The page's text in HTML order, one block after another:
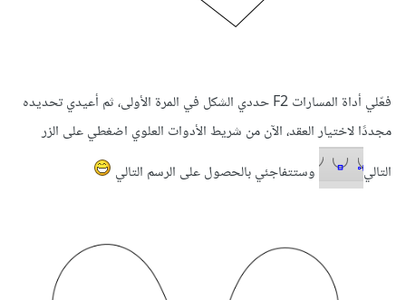
فعّلي أداة المسارات F2 حددي الشكل في المرة الأولى، ثم أعيدي تحديده
مجددًا لاختيار العقد، الآن من شريط الأدوات العلوي اضغطي على الزر
التالي
وستتفاجئي بالحصول على الرسم التالي